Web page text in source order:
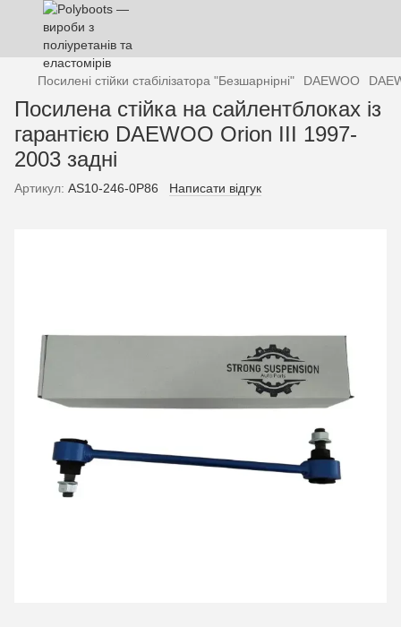
Посилені стійки стабілізатора "Безшарнірні" DAEWOO
Посилена стійка на сайлентблоках із
гарантією DAEWOO Orion III 1997-
2003 задні
Артикул: AS10-246-0P86 Написати відгук